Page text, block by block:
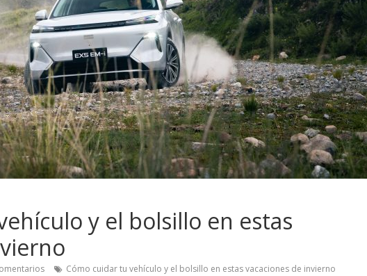
y el bolsillo en estas
Cómo cuidar tu vehículo y el bolsillo en estas vacaciones de invierno